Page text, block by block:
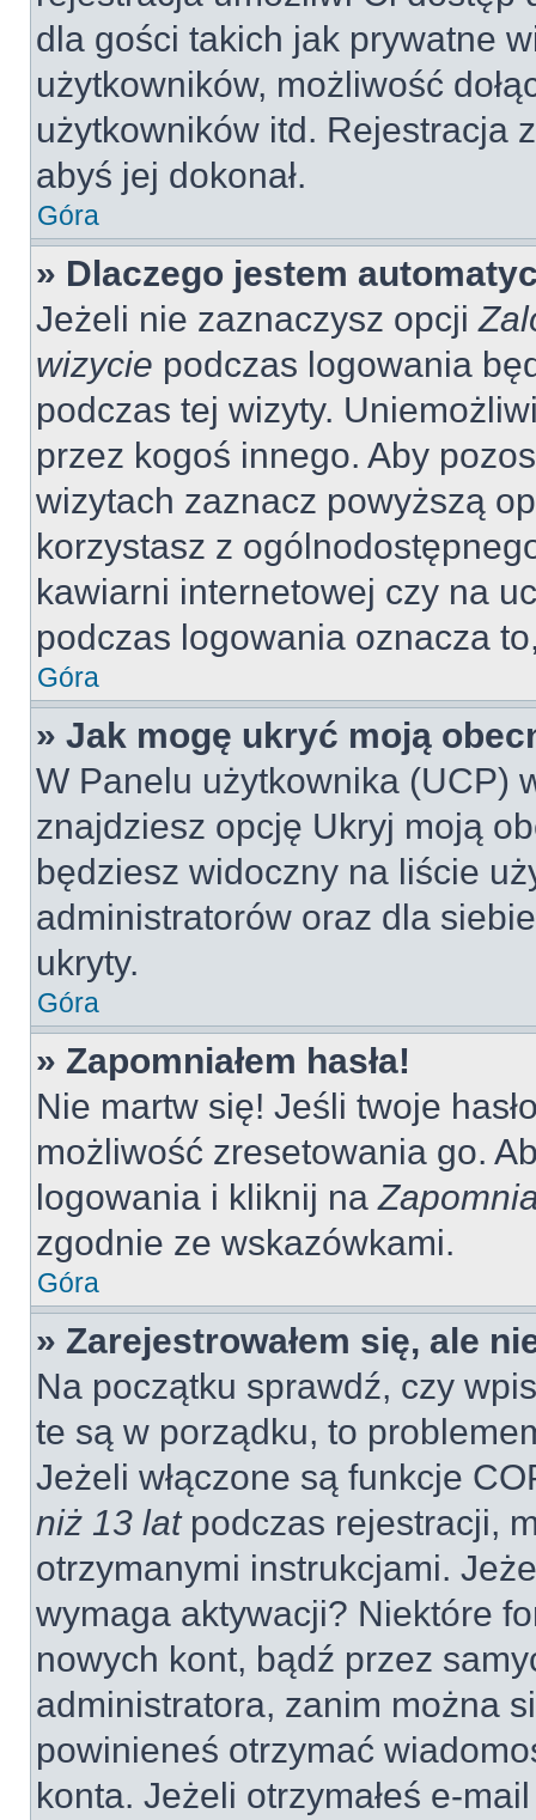
dla gości takich jak prywatne
użytkowników, możliwość
użytkowników itd. Rejestracja
abyś jej dokonał.
Góra
» Dlaczego jestem
Jeżeli nie zaznaczysz opcji
wizycie podczas logowania
podczas tej wizyty.
przez kogoś innego. Aby
wizytach zaznacz powyższą
korzystasz z
kawiarni internetowej czy na
podczas logowania oznacza
Góra
» Jak mogę ukryć moją
W Panelu użytkownika (UCP)
znajdziesz opcję Ukryj moją
będziesz widoczny na liście
administratorów oraz dla
ukryty.
Góra
» Zapomniałem hasła!
Nie martw się! Jeśli twoje
możliwość zresetowania go.
logowania i kliknij na
zgodnie ze wskazówkami.
Góra
» Zarejestrowałem się, ale
Na początku sprawdź, czy
te są w porządku, to
Jeżeli włączone są funkcje
niż 13 latpodczas rejestracji,
otrzymanymi instrukcjami.
wymaga aktywacji? Niektóre
nowych kont, bądź przez
administratora, zanim można
powinieneś otrzymać
konta. Jeżeli otrzymałeś e-